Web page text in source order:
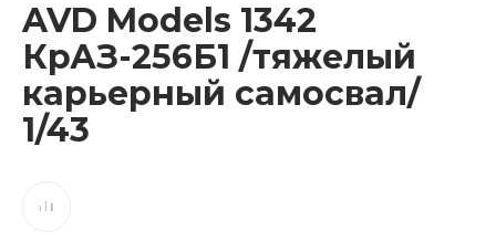
AVD Models 1342
КрАЗ-256Б1 /тяжелый
карьерный самосвал/
1/43